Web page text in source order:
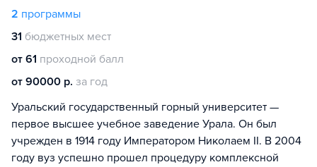
2 программы
31 бюджетных мест
от 61 проходной балл
от 90000 р. за год
Уральский государственный горный университет —
первое высшее учебное заведение Урала. Он был
учрежден в 1914 году Императором Николаем II. В 2004
году вуз успешно прошел процедуру комплексной